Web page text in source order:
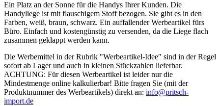
Ein Platz an der Sonne für die Handys Ihrer Kunden. Die
Handyliege ist mit flauschigem Stoff bezogen. Sie gibt es in den
Farben, weiß, braun, schwarz. Ein auffallender Werbeartikel fürs
Büro. Einfach und kostengünstig zu versenden, da die Liege flach
zusammen geklappt werden kann.
Die Werbemittel in der Rubrik "Werbeartikel-Idee" sind in der Regel
sofort ab Lager und auch in kleinen Stückzahlen lieferbar.
ACHTUNG: Für diesen Werbeartikel ist leider nur die
Mindestmenge online kalkulierbar! Bitte fragen Sie (mit der
Produktnummer des Werbeartikels) direkt an: info@pritsch-
import.de